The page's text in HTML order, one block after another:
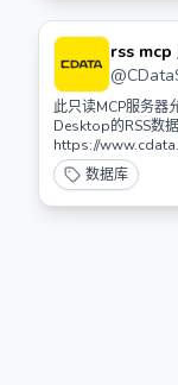
rss mcp
@
此只读MCP服务器
Desktop的RSS数
https://
数据库